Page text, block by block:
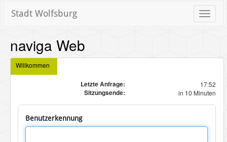
Toggle
Stadt Wolfsburg
naviga Web
Willkommen
Letzte Anfrage: 17:52
Sitzungsende: in 10 Minuten
Benutzerkennung